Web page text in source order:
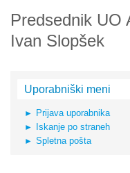
Predsednik UO
Ivan Slopšek
Uporabniški meni
Prijava uporabnika
Iskanje po straneh
Spletna pošta